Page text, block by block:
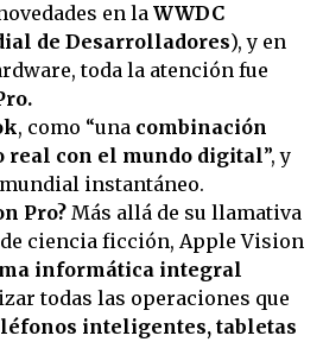
en la WWDC
de Desarrolladores), y en
toda la atención fue
, como “una combinación
real con el mundo digital”, y
instantáneo.
Pro? Más allá de su llamativa
ciencia ficción, Apple Vision
informática integral
todas las operaciones que
inteligentes, tabletas